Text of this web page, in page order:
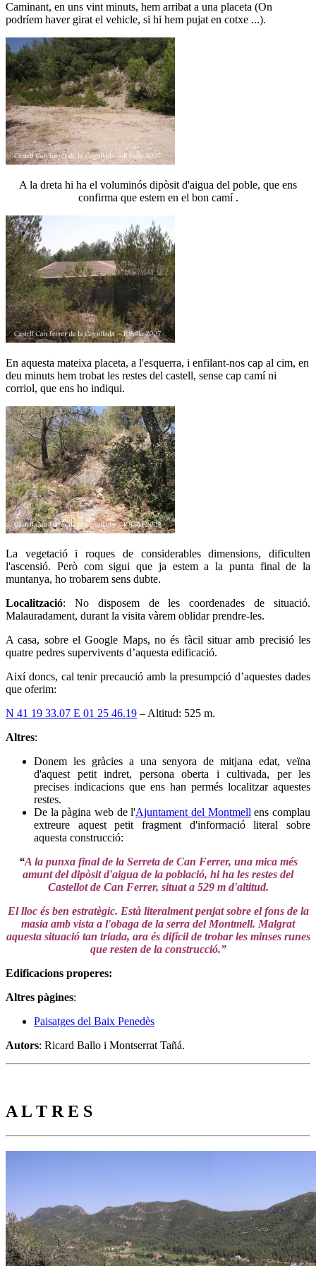
Caminant, en uns vint minuts, hem arribat a una placeta (On
podríem haver girat el vehicle, si hi hem pujat en cotxe ...).
A la dreta hi ha el voluminós dipòsit d'aigua del poble, que ens
confirma que estem en el bon camí .
En aquesta mateixa placeta, a l'esquerra, i enfilant-nos cap al cim, en
deu minuts hem trobat les restes del castell, sense cap camí ni
corriol, que ens ho indiqui.
La vegetació i roques de considerables dimensions, dificulten
l'ascensió. Però com sigui que ja estem a la punta final de la
muntanya, ho trobarem sens dubte.
Localització: No disposem de les coordenades de situació.
Malauradament, durant la visita vàrem oblidar prendre-les.
A casa, sobre el Google Maps, no és fàcil situar amb precisió les
quatre pedres supervivents d’aquesta edificació.
Així doncs, cal tenir precaució amb la presumpció d’aquestes dades
que oferim:
N 41 19 33.07 E 01 25 46.19 – Altitud: 525 m.
Altres:
Donem les gràcies a una senyora de mitjana edat, veïna
d'aquest petit indret, persona oberta i cultivada, per les
precises indicacions que ens han permés localitzar aquestes
restes.
De la pàgina web de l'Ajuntament del Montmell ens complau
extreure aquest petit fragment d'informació literal sobre
aquesta construcció:
“A la punxa final de la Serreta de Can Ferrer, una mica més
amunt del dipòsit d'aigua de la població, hi ha les restes del
Castellot de Can Ferrer, situat a 529 m d'altitud.
El lloc és ben estratègic. Està literalment penjat sobre el fons de la
masia amb vista a l'obaga de la serra del Montmell. Malgrat
aquesta situació tan triada, ara és difícil de trobar les minses runes
que resten de la construcció.”
Edificacions properes:
Altres pàgines:
Paisatges del Baix Penedès
Autors: Ricard Ballo i Montserrat Tañá.
A L T R E S